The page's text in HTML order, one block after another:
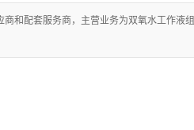
贸易产品
聚合硫酸铁
商和配套服务商，主营业务为双氧水工作